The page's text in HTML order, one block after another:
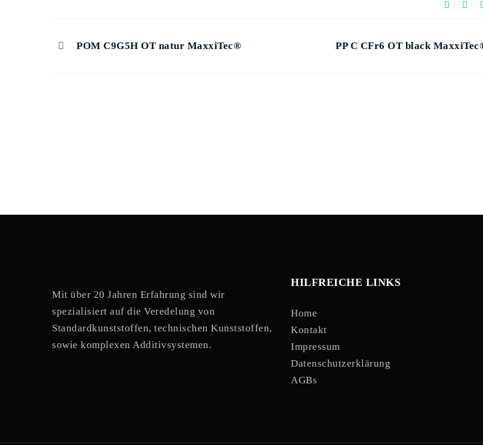
POM C9G5H OT natur MaxxiTec® PP C CFr6 OT black
Mit über 20 Jahren Erfahrung sind wir
spezialisiert auf die Veredelung von
Standardkunststoffen, technischen Kunststoffen,
sowie komplexen Additivsystemen.
HILFREICHE LINKS
Home
Kontakt
Impressum
Datenschutzerklärung
AGBs